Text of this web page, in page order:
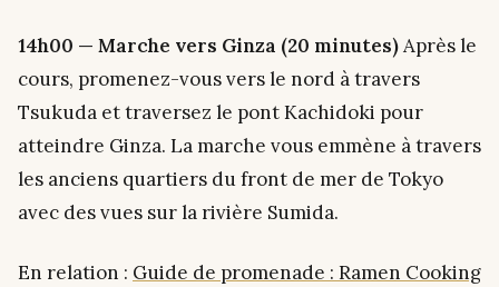
14h00 — Marche vers Ginza (20 minutes)Après le
cours, promenez-vous vers le nord à travers
Tsukuda et traversez le pont Kachidoki pour
atteindre Ginza. La marche vous emmène à travers
les anciens quartiers du front de mer de Tokyo
avec des vues sur la rivière Sumida.
En relation : Guide de promenade : Ramen Cooking